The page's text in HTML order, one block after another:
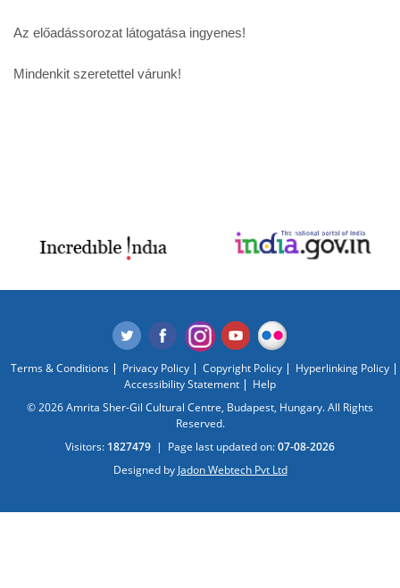
Az előadássorozat látogatása ingyenes!
Mindenkit szeretettel várunk!
Terms & Conditions Privacy Policy Copyright Policy
Hyperlinking Policy
Accessibility Statement
Help
© 2026 Amrita Sher-Gil Cultural Centre, Budapest, Hungary. All Rights
Reserved.
Visitors: 1827479 | Page last updated on:07-08-2026
Designed by Jadon Webtech Pvt Ltd